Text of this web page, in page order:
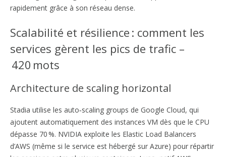
rapidement grâce à son réseau dense.
Scalabilité et résilience : comment les
services gèrent les pics de trafic –
420 mots
Architecture de scaling horizontal
Stadia utilise les auto‑scaling groups de Google Cloud, qui
ajoutent automatiquement des instances VM dès que le CPU
dépasse 70 %. NVIDIA exploite les Elastic Load Balancers
d’AWS (même si le service est hébergé sur Azure) pour répartir